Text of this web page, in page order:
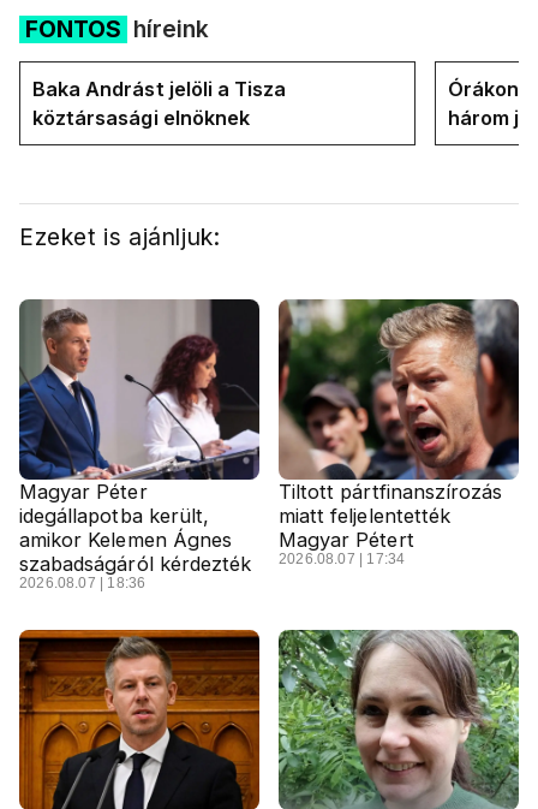
FONTOS híreink
Baka Andrást jelöli a Tisza
köztársasági elnöknek
Órákon
három
államfőt
Ezeket is ajánljuk:
Magyar Péter
idegállapotba került,
amikor Kelemen Ágnes
szabadságáról kérdezték
2026.08.07 | 18:36
Tiltott pártfinanszírozás
miatt feljelentették
Magyar Pétert
2026.08.07 | 17:34